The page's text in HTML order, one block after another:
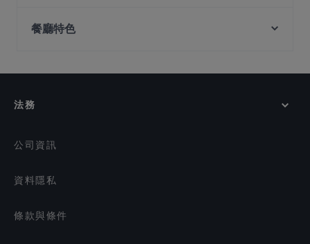
Port 26 by Chu Yi Kitchen
Tipsy Bird
Wursthans Switzerland
Capitol Theatre, 新加坡
餐廳特色
在 新加坡 的 深夜美食
法務
公司資訊
資料隱私
條款與條件